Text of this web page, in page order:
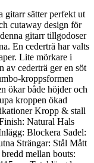
gitarr sätter perfekt ut
cutaway design för
gitarr tillgodoser
En cederträ har valts
Lite mörkare i
av cederträ ger en söt
kroppsformen
ökar både höjder och
kroppen ökad
Kropp & stall
Natural Hals
Blockera Sadel:
Strängar: Stål Mått
mellan bouts: